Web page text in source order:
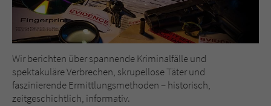
Wir berichten über spannende Kriminalfälle und
spektakuläre Verbrechen, skrupellose Täter und
faszinierende Ermittlungsmethoden – historisch,
zeitgeschichtlich, informativ.